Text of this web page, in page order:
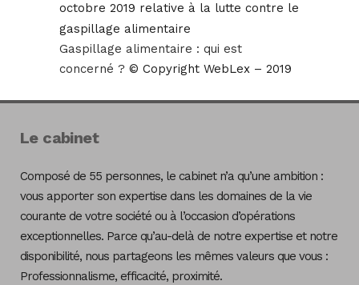
octobre 2019 relative à la lutte contre le
gaspillage alimentaire
Gaspillage alimentaire : qui est
concerné ? © Copyright WebLex – 2019
Le cabinet
Composé de 55 personnes, le cabinet n’a qu’une ambition :
vous apporter son expertise dans les domaines de la vie
courante de votre société ou à l’occasion d’opérations
exceptionnelles. Parce qu’au-delà de notre expertise et notre
disponibilité, nous partageons les mêmes valeurs que vous :
Professionnalisme, efficacité, proximité.